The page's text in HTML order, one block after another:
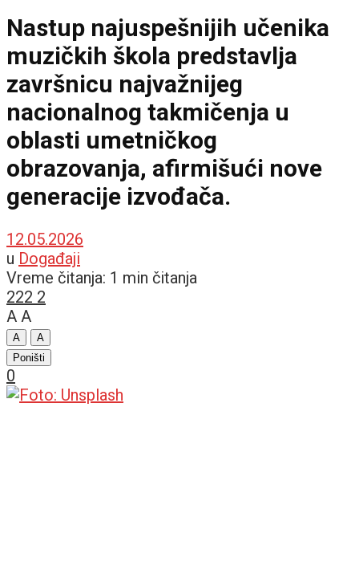
Nastup najuspešnijih učenika
muzičkih škola predstavlja
završnicu najvažnijeg
nacionalnog takmičenja u
oblasti umetničkog
obrazovanja, afirmišući nove
generacije izvođača.
12.05.2026
u Događaji
Vreme čitanja: 1 min čitanja
222 2
A A
A
A
Poništi
0